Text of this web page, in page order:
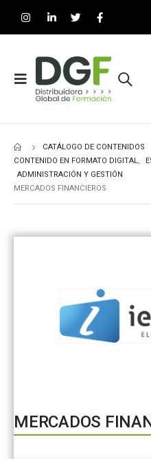
CATÁLOGO DE CONTENIDOS
CONTENIDO EN FORMATO DIGITAL,
ADMINISTRACIÓN Y GESTIÓN
MERCADOS FINANCIEROS
MERCADOS